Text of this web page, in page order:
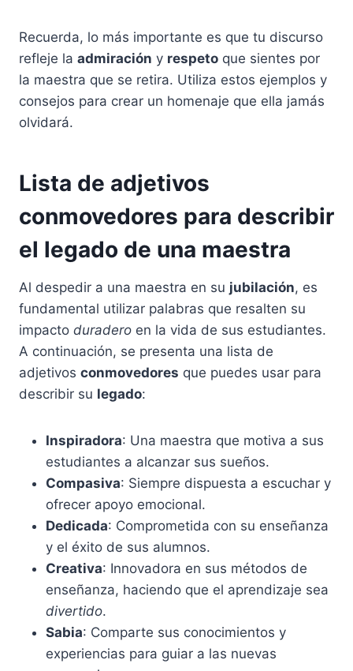
Recuerda, lo más importante es que tu discurso
refleje la admiración y respeto que sientes por
la maestra que se retira. Utiliza estos ejemplos y
consejos para crear un homenaje que ella jamás
olvidará.
Lista de adjetivos
conmovedores para describir
el legado de una maestra
Al despedir a una maestra en su jubilación, es
fundamental utilizar palabras que resalten su
impacto duradero en la vida de sus estudiantes.
A continuación, se presenta una lista de
adjetivos conmovedores que puedes usar para
describir su legado:
Inspiradora: Una maestra que motiva a sus
estudiantes a alcanzar sus sueños.
Compasiva: Siempre dispuesta a escuchar y
ofrecer apoyo emocional.
Dedicada: Comprometida con su enseñanza
y el éxito de sus alumnos.
Creativa: Innovadora en sus métodos de
enseñanza, haciendo que el aprendizaje sea
divertido.
Sabia: Comparte sus conocimientos y
experiencias para guiar a las nuevas